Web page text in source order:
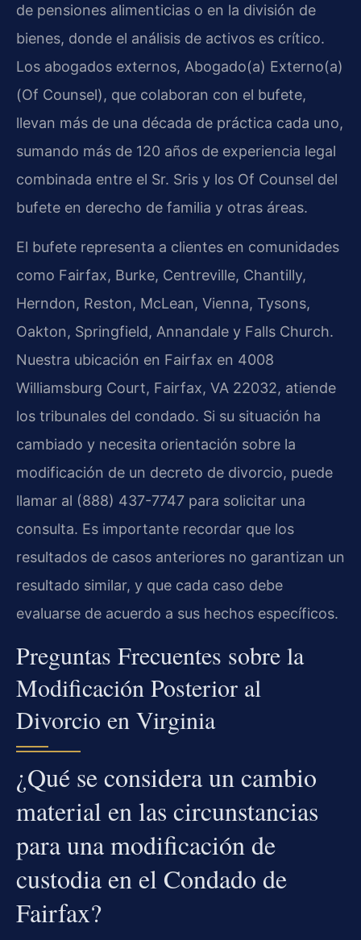
de pensiones alimenticias o en la división de
bienes, donde el análisis de activos es crítico.
Los abogados externos, Abogado(a) Externo(a)
(Of Counsel), que colaboran con el bufete,
llevan más de una década de práctica cada uno,
sumando más de 120 años de experiencia legal
combinada entre el Sr. Sris y los Of Counsel del
bufete en derecho de familia y otras áreas.
El bufete representa a clientes en comunidades
como Fairfax, Burke, Centreville, Chantilly,
Herndon, Reston, McLean, Vienna, Tysons,
Oakton, Springfield, Annandale y Falls Church.
Nuestra ubicación en Fairfax en 4008
Williamsburg Court, Fairfax, VA 22032, atiende
los tribunales del condado. Si su situación ha
cambiado y necesita orientación sobre la
modificación de un decreto de divorcio, puede
llamar al (888) 437-7747 para solicitar una
consulta. Es importante recordar que los
resultados de casos anteriores no garantizan un
resultado similar, y que cada caso debe
evaluarse de acuerdo a sus hechos específicos.
Preguntas Frecuentes sobre la
Modificación Posterior al
Divorcio en Virginia
¿Qué se considera un cambio
material en las circunstancias
para una modificación de
custodia en el Condado de
Fairfax?